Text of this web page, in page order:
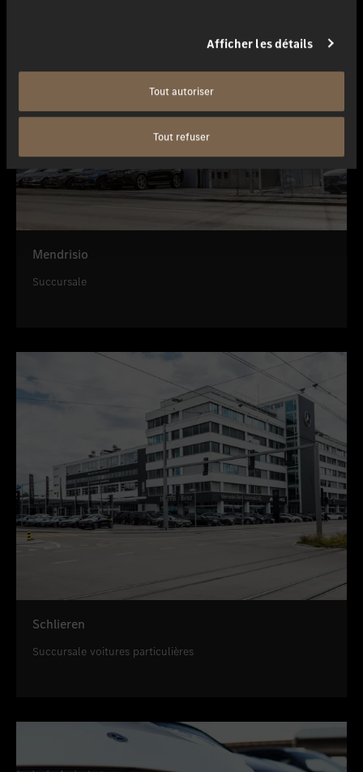
Afficher les détails
Tout autoriser
Tout refuser
Mendrisio
Succursale
Schlieren
Succursale voitures particulières